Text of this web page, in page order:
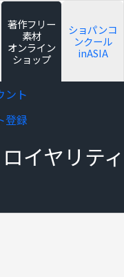
著作フリー
素材
オンライン
ショップ
ショパンコ
ンクール
inASIA
ント
登録
イヤリ